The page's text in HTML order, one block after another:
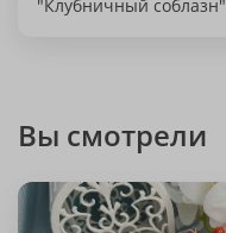
"Клубничный соблазн"
Вы смотрели